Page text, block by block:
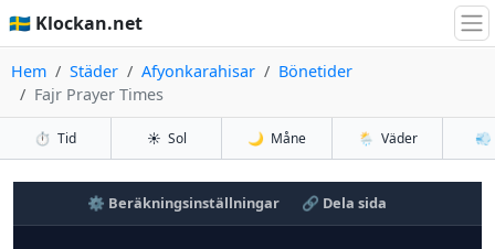
🇸🇪 Klockan.net
Hem Städer Afyonkarahisar
Bönetider
Fajr Prayer Times
⏱️ Tid ☀️ Sol 🌙 Måne 🌦️ Väder 💨
⚙️ Beräkningsinställningar 🔗 Dela sida